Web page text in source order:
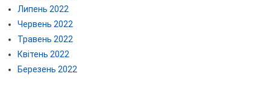
Липень 2022
Червень 2022
Травень 2022
Квітень 2022
Березень 2022